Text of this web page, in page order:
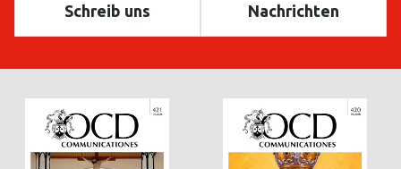
Schreib uns Nachrichten